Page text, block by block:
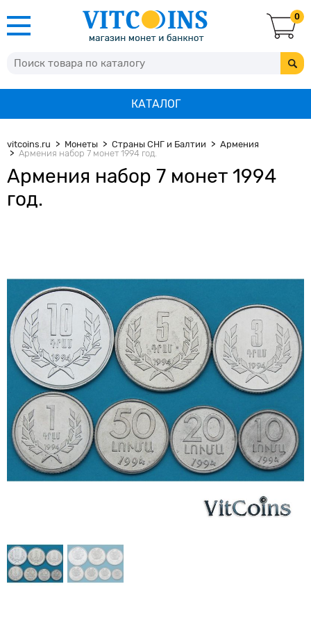
0
КАТАЛОГ
vitcoins.ru Монеты Страны СНГ и Балтии
Армения
Армения набор 7 монет 1994 год.
Армения набор 7 монет 1994
год.